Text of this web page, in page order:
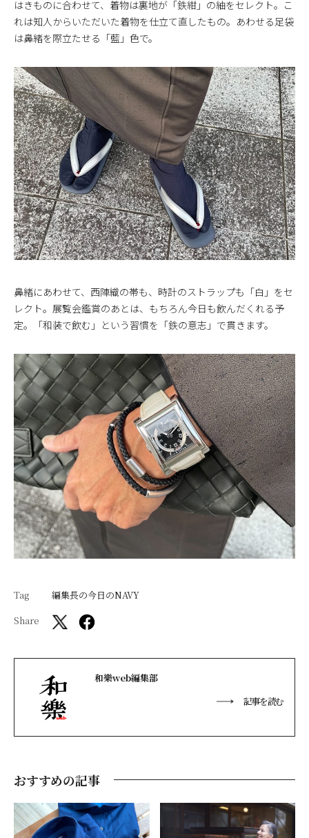
はきものに合わせて、着物は裏地が「鉄紺」の紬をセレクト。こ
れは知人からいただいた着物を仕立て直したもの。あわせる足袋
は鼻緒を際立たせる「藍」色で。
鼻緒にあわせて、西陣織の帯も、時計のストラップも「白」をセ
レクト。展覧会鑑賞のあとは、もちろん今日も飲んだくれる予
定。「和装で飲む」という習慣を「鉄の意志」で貫きます。
Tag
編集長の今日のNAVY
Share
和樂web編集部
記事を読む
おすすめの記事